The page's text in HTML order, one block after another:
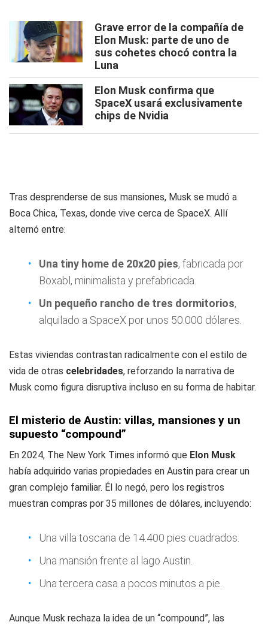
Grave error de la compañía de
Elon Musk: parte de uno de
sus cohetes chocó contra la
Luna
Elon Musk confirma que
SpaceX usará exclusivamente
chips de Nvidia
Tras desprenderse de sus mansiones, Musk se mudó a
Boca Chica, Texas, donde vive cerca de SpaceX. Allí
alternó entre:
Una tiny home de 20x20 pies, fabricada por
Boxabl, minimalista y prefabricada.
Un pequeño rancho de tres dormitorios,
alquilado a SpaceX por unos 50.000 dólares.
Estas viviendas contrastan radicalmente con el estilo de
vida de otras celebridades, reforzando la narrativa de
Musk como figura disruptiva incluso en su forma de habitar.
El misterio de Austin: villas, mansiones y un
supuesto “compound”
En 2024, The New York Times informó que Elon Musk
había adquirido varias propiedades en Austin para crear un
gran complejo familiar. Él lo negó, pero los registros
muestran compras por 35 millones de dólares, incluyendo:
Una villa toscana de 14.400 pies cuadrados.
Una mansión frente al lago Austin.
Una tercera casa a pocos minutos a pie.
Aunque Musk rechaza la idea de un “compound”, las